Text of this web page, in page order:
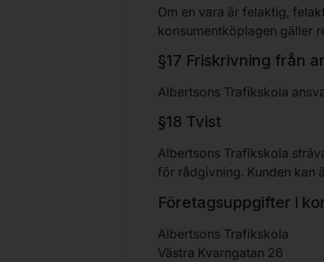
Om en vara är felaktig,
konsumentköplagen gäller
§17 Friskrivning från
Albertsons Trafikskola
§18 Tvist
Albertsons Trafikskola
för rådgivning. Kunden kan
Företagsuppgifter i
Albertsons Trafikskola
Västra Kvarngatan 26